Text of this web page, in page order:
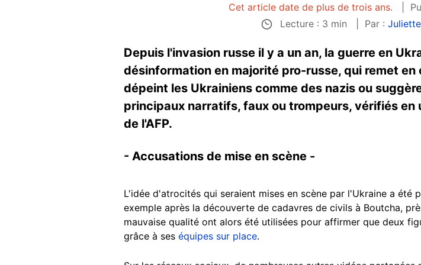
Cet article date de plus de trois ans.
Lecture : 3 min
Par :
Depuis l'invasion russe il y a un an, la guerre en
désinformation en majorité pro-russe, qui remet
dépeint les Ukrainiens comme des nazis ou
principaux narratifs, faux ou trompeurs, vérifiés
de l'AFP.
- Accusations de mise en scène -
L'idée d'atrocités qui seraient mises en scène par l'Ukraine a été
exemple après la découverte de cadavres de civils à Boutcha,
mauvaise qualité ont alors été utilisées pour affirmer que deux
grâce à ses équipes sur place.